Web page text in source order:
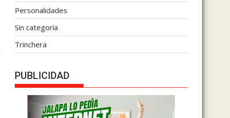
Personalidades
Sin categoría
Trinchera
PUBLICIDAD